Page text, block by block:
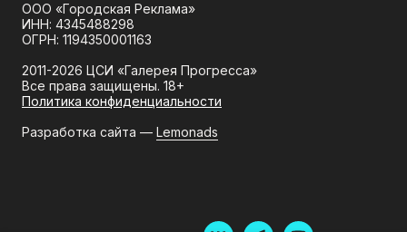
ООО «Городская Реклама»
ИНН: 4345488298
ОГРН: 1194350001163
2011-2026 ЦСИ «Галерея Прогресса»
Все права защищены. 18+
Политика конфиденциальности
Разработка сайта — Lemonads